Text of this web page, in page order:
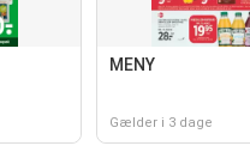
MENY
Gælder i 3 dage